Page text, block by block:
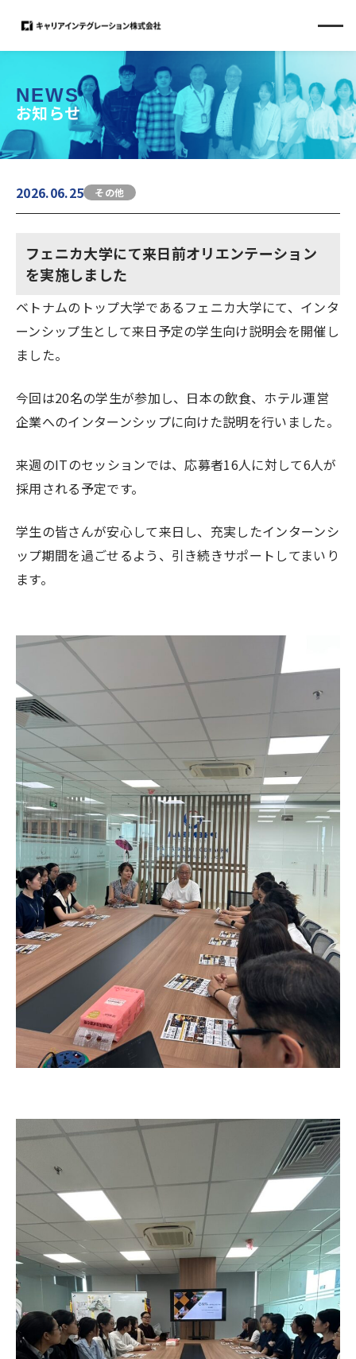
NEWS
お知らせ
2026.06.25 その他
フェニカ大学にて来日前オリエンテーション
を実施しました
ベトナムのトップ大学であるフェニカ大学にて、インタ
ーンシップ生として来日予定の学生向け説明会を開催し
ました。
今回は20名の学生が参加し、日本の飲食、ホテル運営
企業へのインターンシップに向けた説明を行いました。
来週のITのセッションでは、応募者16人に対して6人が
採用される予定です。
学生の皆さんが安心して来日し、充実したインターンシ
ップ期間を過ごせるよう、引き続きサポートしてまいり
ます。